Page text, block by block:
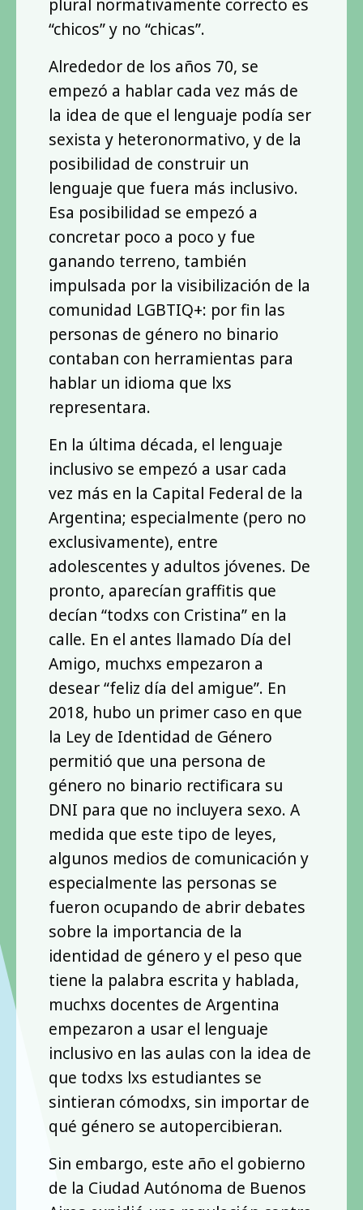
plural normativamente correcto es
“chicos” y no “chicas”.
Alrededor de los años 70, se
empezó a hablar cada vez más de
la idea de que el lenguaje podía ser
sexista y heteronormativo, y de la
posibilidad de construir un
lenguaje que fuera más inclusivo.
Esa posibilidad se empezó a
concretar poco a poco y fue
ganando terreno, también
impulsada por la visibilización de la
comunidad LGBTIQ+: por fin las
personas de género no binario
contaban con herramientas para
hablar un idioma que lxs
representara.
En la última década, el lenguaje
inclusivo se empezó a usar cada
vez más en la Capital Federal de la
Argentina; especialmente (pero no
exclusivamente), entre
adolescentes y adultos jóvenes. De
pronto, aparecían graffitis que
decían “todxs con Cristina” en la
calle. En el antes llamado Día del
Amigo, muchxs empezaron a
desear “feliz día del amigue”. En
2018, hubo un primer caso en que
la Ley de Identidad de Género
permitió que una persona de
género no binario rectificara su
DNI para que no incluyera sexo. A
medida que este tipo de leyes,
algunos medios de comunicación y
especialmente las personas se
fueron ocupando de abrir debates
sobre la importancia de la
identidad de género y el peso que
tiene la palabra escrita y hablada,
muchxs docentes de Argentina
empezaron a usar el lenguaje
inclusivo en las aulas con la idea de
que todxs lxs estudiantes se
sintieran cómodxs, sin importar de
qué género se autopercibieran.
Sin embargo, este año el gobierno
de la Ciudad Autónoma de Buenos